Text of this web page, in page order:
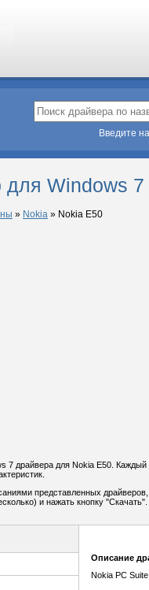
Введите
для Windows 7
» Nokia » Nokia E50
драйвера для Nokia E50.
представленных
и нажать кнопку
Описание
Nokia PC